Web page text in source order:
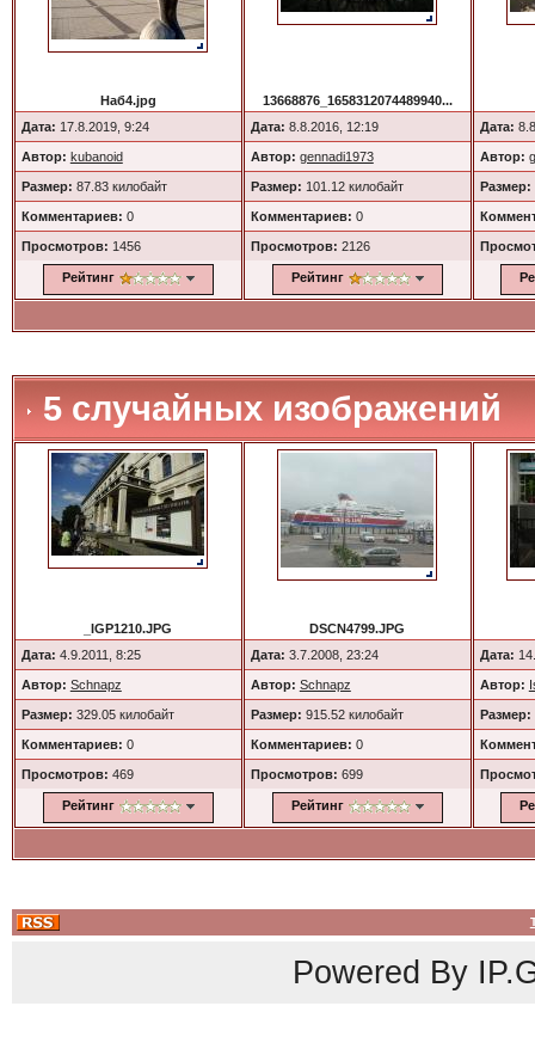
Наб4.jpg
Дата: 17.8.2019, 9:24
Автор: kubanoid
Размер: 87.83 килобайт
Комментариев: 0
Просмотров: 1456
Рейтинг
13668876_1658312074489940...
Дата: 8.8.2016, 12:19
Автор: gennadi1973
Размер: 101.12 килобайт
Комментариев: 0
Просмотров: 2126
Рейтинг
Дата:
Автор:
Размер:
5 случайных изображений
_IGP1210.JPG
Дата: 4.9.2011, 8:25
Автор: Schnapz
Размер: 329.05 килобайт
Комментариев: 0
Просмотров: 469
Рейтинг
DSCN4799.JPG
Дата: 3.7.2008, 23:24
Автор: Schnapz
Размер: 915.52 килобайт
Комментариев: 0
Просмотров: 699
Рейтинг
Дата:
Автор:
Размер:
Powered By